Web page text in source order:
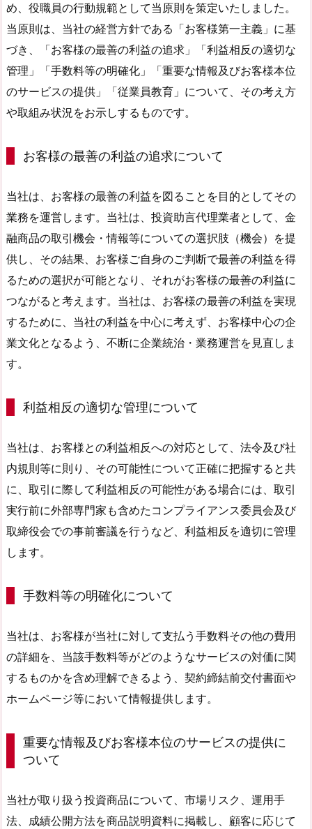
め、役職員の行動規範として当原則を策定いたしました。
当原則は、当社の経営方針である「お客様第一主義」に基
づき、「お客様の最善の利益の追求」「利益相反の適切な
管理」「手数料等の明確化」「重要な情報及びお客様本位
のサービスの提供」「従業員教育」について、その考え方
や取組み状況をお示しするものです。
お客様の最善の利益の追求について
当社は、お客様の最善の利益を図ることを目的としてその
業務を運営します。当社は、投資助言代理業者として、金
融商品の取引機会・情報等についての選択肢（機会）を提
供し、その結果、お客様ご自身のご判断で最善の利益を得
るための選択が可能となり、それがお客様の最善の利益に
つながると考えます。当社は、お客様の最善の利益を実現
するために、当社の利益を中心に考えず、お客様中心の企
業文化となるよう、不断に企業統治・業務運営を見直しま
す。
利益相反の適切な管理について
当社は、お客様との利益相反への対応として、法令及び社
内規則等に則り、その可能性について正確に把握すると共
に、取引に際して利益相反の可能性がある場合には、取引
実行前に外部専門家も含めたコンプライアンス委員会及び
取締役会での事前審議を行うなど、利益相反を適切に管理
します。
手数料等の明確化について
当社は、お客様が当社に対して支払う手数料その他の費用
の詳細を、当該手数料等がどのようなサービスの対価に関
するものかを含め理解できるよう、契約締結前交付書面や
ホームページ等において情報提供します。
重要な情報及びお客様本位のサービスの提供に
ついて
当社が取り扱う投資商品について、市場リスク、運用手
法、成績公開方法を商品説明資料に掲載し、顧客に応じて